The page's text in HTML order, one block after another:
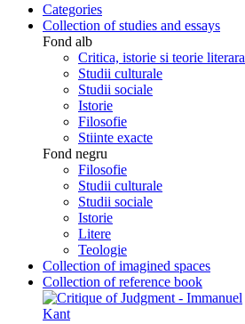
Categories
Collection of studies and essays
Fond alb
Critica, istorie si teorie literara
Studii culturale
Studii sociale
Istorie
Filosofie
Stiinte exacte
Fond negru
Filosofie
Studii culturale
Studii sociale
Istorie
Litere
Teologie
Collection of imagined spaces
Collection of reference book